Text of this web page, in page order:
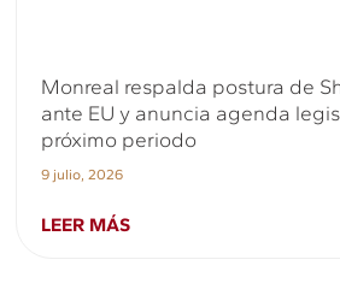
Monreal respalda postura de
ante EU y anuncia agenda
próximo periodo
9 julio, 2026
LEER MÁS